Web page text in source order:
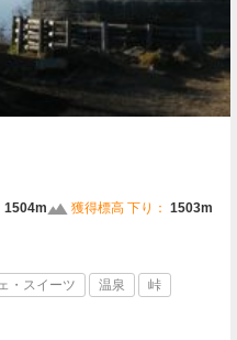
1504m 獲得標高 下り： 1503m
・スイーツ 温泉
峠